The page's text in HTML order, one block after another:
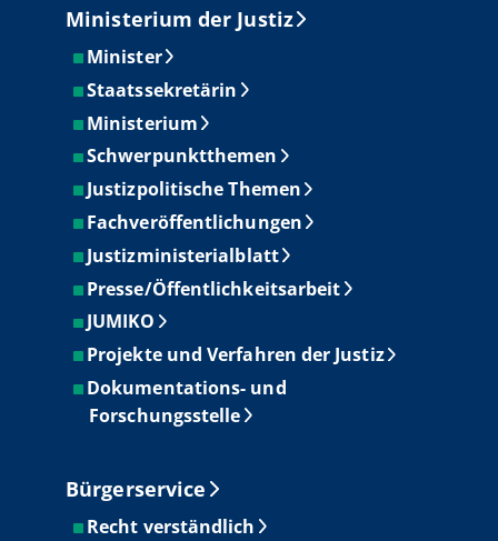
Ministerium der Justiz
Minister
Staatssekretärin
Ministerium
Schwerpunktthemen
Justizpolitische Themen
Fachveröffentlichungen
Justizministerialblatt
Presse/Öffentlichkeitsarbeit
JUMIKO
Projekte und Verfahren der Justiz
Dokumentations- und
Forschungsstelle
Bürgerservice
Recht verständlich